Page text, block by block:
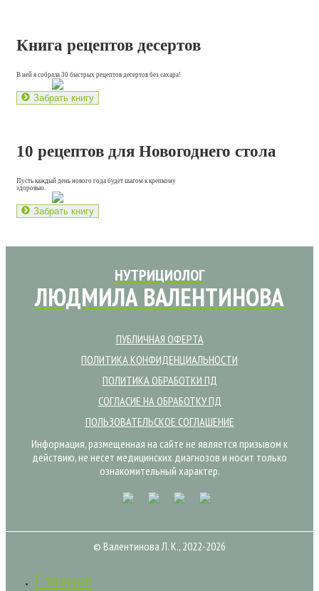
Книга рецептов десертов
В ней я собрала 30 быстрых рецептов десертов без сахара!
Забрать книгу
10 рецептов для Новогоднего стола
Пусть каждый день нового года будет шагом к крепкому
здоровью.
Забрать книгу
НУТРИЦИОЛОГ
ЛЮДМИЛА ВАЛЕНТИНОВА
ПУБЛИЧНАЯ ОФЕРТА
ПОЛИТИКА КОНФИДЕНЦИАЛЬНОСТИ
ПОЛИТИКА ОБРАБОТКИ ПД
СОГЛАСИЕ НА ОБРАБОТКУ ПД
ПОЛЬЗОВАТЕЛЬСКОЕ СОГЛАШЕНИЕ
Информация, размещенная на сайте не является призывом к
действию, не несет медицинских диагнозов и носит только
ознакомительный характер.
© Валентинова Л. К., 2022-2026
Главная